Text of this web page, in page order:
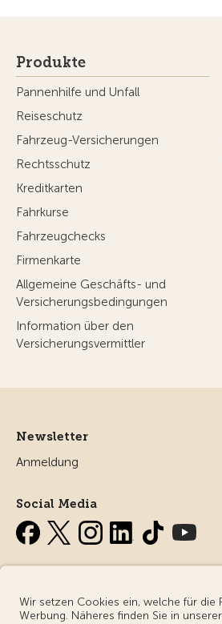
Produkte
Pannenhilfe und Unfall
Reiseschutz
Fahrzeug-Versicherungen
Rechtsschutz
Kreditkarten
Fahrkurse
Fahrzeugchecks
Firmenkarte
Allgemeine Geschäfts- und
Versicherungsbedingungen
Information über den
Versicherungsvermittler
Newsletter
Anmeldung
Social Media